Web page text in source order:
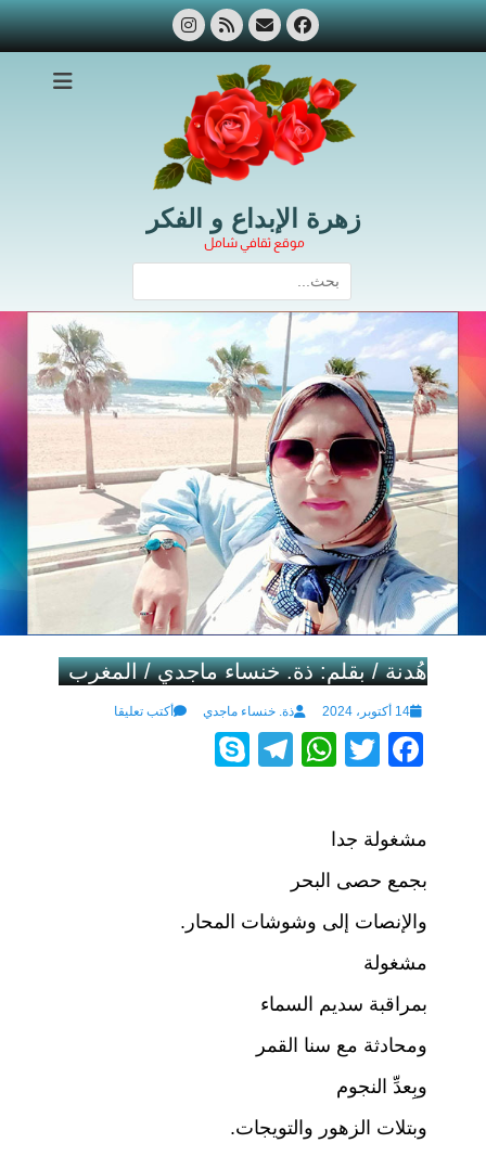
Skip
to
Facebook
Email
Feed
Instagram
زهرة الإبداع و الفكر
موقع ثقافي شامل
for:
هُدنة / بقلم: ذة. خنساء ماجدي / المغرب
Posted
on
14 أكتوبر، 2024 Author
ذة. خنساء ماجدي أكتب تعليقا
F
e
b
o
o
k
T
er
W
A
p
T
m
مشغولة جدا
بجمع حصى البحر
والإنصات إلى وشوشات المحار.
مشغولة
بمراقبة سديم السماء
ومحادثة مع سنا القمر
وبِعدِّ النجوم
وبتلات الزهور والتويجات.